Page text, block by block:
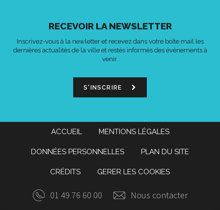
RECEVOIR LA NEWSLETTER
Inscrivez-vous à la newletter et recevez dans votre boîte mail les
dernières actualités de la ville et restés informés des événements à
venir.
S'INSCRIRE
ACCUEIL MENTIONS LÉGALES
DONNÉES PERSONNELLES PLAN DU SITE
CRÉDITS GERER LES COOKIES
01 49 76 60 00 Nous contacter